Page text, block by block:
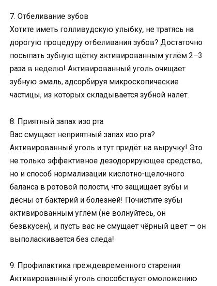
7. Отбеливание зубов
Хотите иметь голливудскую улыбку, не тратясь на
дорогую процедуру отбеливания зубов? Достаточно
посыпать зубную щётку активированным углём 2–3
раза в неделю! Активированный уголь очищает
зубную эмаль, адсорбируя микроскопические
частицы, из которых складывается зубной налёт.
8. Приятный запах изо рта
Вас смущает неприятный запах изо рта?
Активированный уголь и тут придёт на выручку! Это
не только эффективное дезодорирующее средство,
но и способ нормализации кислотно-щелочного
баланса в ротовой полости, что защищает зубы и
дёсны от бактерий и болезней! Почистите зубы
активированным углём (не волнуйтесь, он
безвкусен), и пусть вас не смущает чёрный цвет — он
выполаскивается без следа!
9. Профилактика преждевременного старения
Активированный уголь способствует омоложению